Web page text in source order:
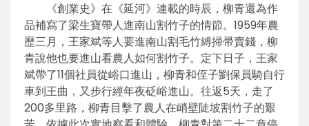
《創業史》在《延河》連載的時辰，柳青還為作
品補寫了梁生寶帶人進南山割竹子的情節。1959年農
歷三月，王家斌等人要進南山割毛竹縛掃帚賣錢，柳
青說他也要進山看農人如何割竹子。定下日子，王家
斌帶了11個社員從峪口進山，柳青和侄子劉保員騎自行
車到王曲，又步行經年夜砭峪進山。往返5天，走了
200多里路，柳青目擊了農人在峭壁陡坡割竹子的艱